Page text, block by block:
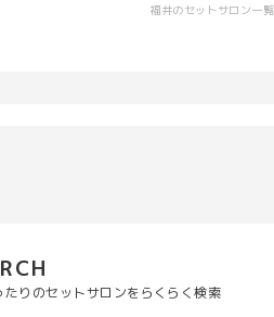
福井のセットサロン一覧
りのセットサロンをらくらく検索